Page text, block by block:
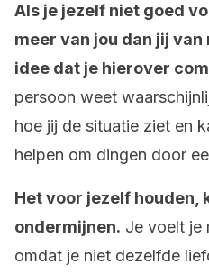
Als je jezelf niet goed
meer van jou dan jij van
idee dat je hierover
persoon weet
hoe jij de situatie ziet en
helpen om dingen door
Het voor jezelf houden,
ondermijnen. Je voelt je
omdat je niet dezelfde